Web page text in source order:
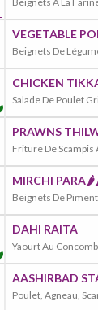
VEGETABLE
Beignets De
CHICKEN
Salade De Poulet
PRAWNS
Friture De Scampis
MIRCHI
DAHI RAITA
Yaourt Au
AASHIRBAD